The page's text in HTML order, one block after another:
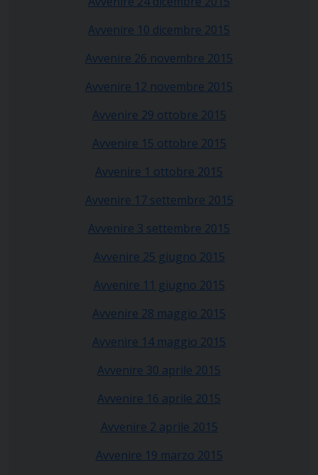
Avvenire 10 dicembre 2015
Avvenire 26 novembre 2015
Avvenire 12 novembre 2015
Avvenire 29 ottobre 2015
Avvenire 15 ottobre 2015
Avvenire 1 ottobre 2015
Avvenire 17 settembre 2015
Avvenire 3 settembre 2015
Avvenire 25 giugno 2015
Avvenire 11 giugno 2015
Avvenire 28 maggio 2015
Avvenire 14 maggio 2015
Avvenire 30 aprile 2015
Avvenire 16 aprile 2015
Avvenire 2 aprile 2015
Avvenire 19 marzo 2015